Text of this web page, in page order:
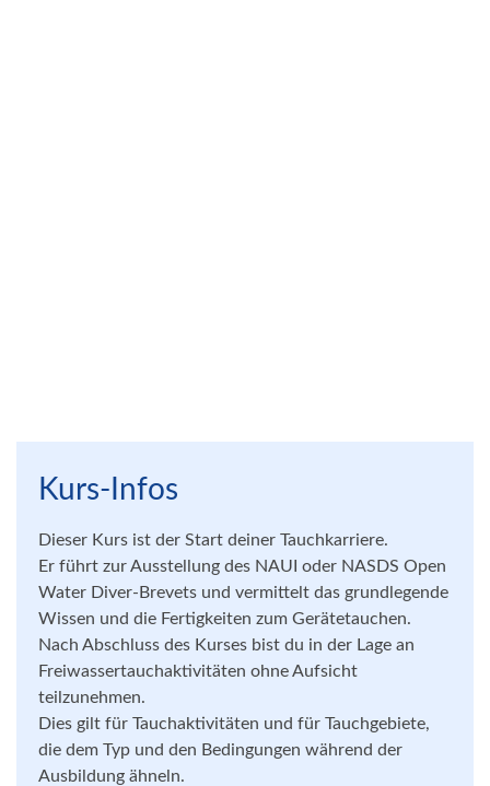
Kurs-Infos
Dieser Kurs ist der Start deiner Tauchkarriere.
Er führt zur Ausstellung des NAUI oder NASDS Open
Water Diver-Brevets und vermittelt das grundlegende
Wissen und die Fertigkeiten zum Gerätetauchen.
Nach Abschluss des Kurses bist du in der Lage an
Freiwassertauchaktivitäten ohne Aufsicht
teilzunehmen.
Dies gilt für Tauchaktivitäten und für Tauchgebiete,
die dem Typ und den Bedingungen während der
Ausbildung ähneln.